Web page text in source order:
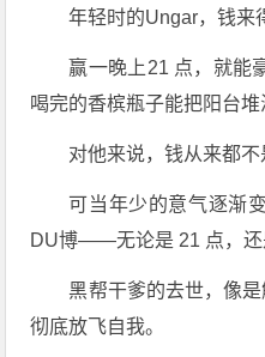
年轻时的Ungar，钱来
赢一晚上21 点，就能
喝完的香槟瓶子能把阳台堆
对他来说，钱从来都不
可当年少的意气逐渐
DU博——无论是 21 点，还
黑帮干爹的去世，像
彻底放飞自我。